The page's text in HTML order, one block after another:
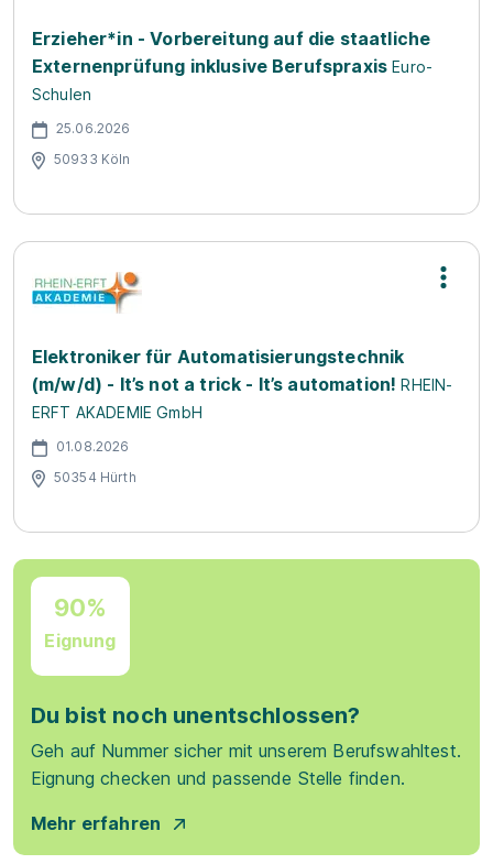
Erzieher*in - Vorbereitung auf die staatliche
Externenprüfung inklusive Berufspraxis Euro-
Schulen
25.06.2026
50933 Köln
Elektroniker für Automatisierungstechnik
(m/w/d) - It’s not a trick - It’s automation! RHEIN-
ERFT AKADEMIE GmbH
01.08.2026
50354 Hürth
90%
Eignung
Du bist noch unentschlossen?
Geh auf Nummer sicher mit unserem Berufswahltest.
Eignung checken und passende Stelle finden.
Mehr erfahren